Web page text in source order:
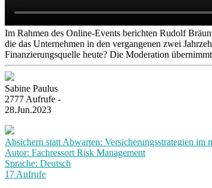
Im Rahmen des Online-Events berichten Rudolf
die das Unternehmen in den vergangenen zwei
Finanzierungsquelle heute? Die Moderation
Sabine Paulus
2777 Aufrufe -
28.Jun.2023
Absichern statt Abwarten: Versicherungsstrategien im
Autor: Fachressort Risk Management
Sprache: Deutsch
17 Aufrufe